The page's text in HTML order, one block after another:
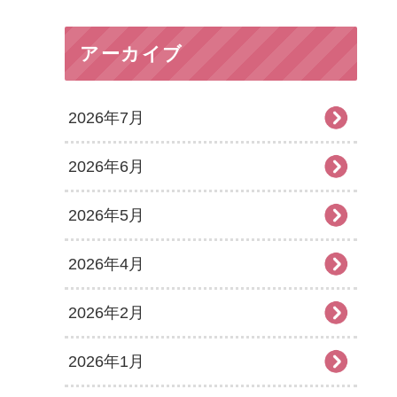
アーカイブ
2026年7月
2026年6月
2026年5月
2026年4月
2026年2月
2026年1月